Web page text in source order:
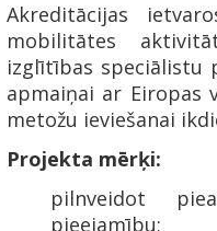
Akreditācijas
mobilitātes
izglītības speciālistu
apmaiņai ar Eiropas
metožu ieviešanai
Projekta mērķi:
pilnveidot
pieejamību;